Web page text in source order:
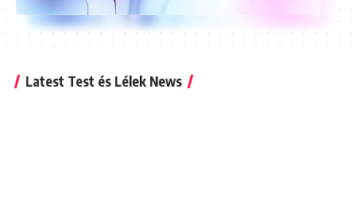
Latest Test és Lélek News